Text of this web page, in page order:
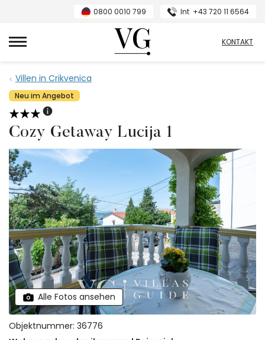
0800 0010 799 Int +43 720 11 6564
VillasGuide
KONTAKT
Villen in Crikvenica
Neu im Angebot
Cozy Getaway Lucija 1
Alle Fotos ansehen
Objektnummer: 36776